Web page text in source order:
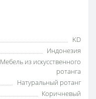
KD
Индонезия
Мебель из искусственного
ротанга
Натуральный ротанг
Коричневый